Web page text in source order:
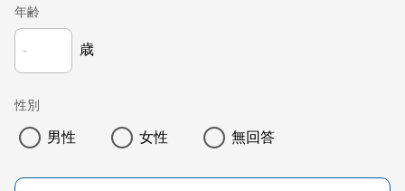
年齢
歳
性別
男性 女性 無回答